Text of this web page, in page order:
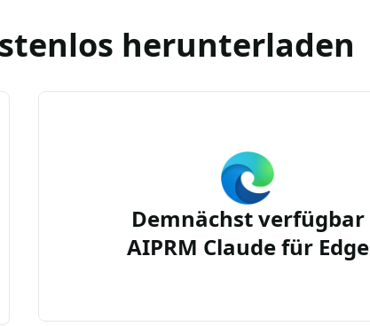
herunterladen
Demnächst verfügbar
AIPRM Claude für Edge